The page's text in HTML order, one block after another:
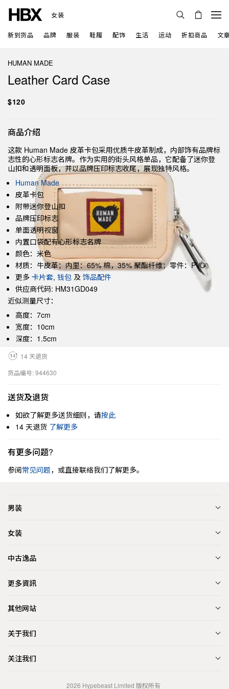
女装
新到货品 品牌 服装 鞋履 配饰 生活 运动 折扣商品 文
HUMAN MADE
Leather Card Case
$120
商品介绍
这款 Human Made 皮革卡包采用优质牛皮革制成，内部饰有品牌标
志性的心形标志名牌。作为实用的街头风格单品，它配备了迷你登
山扣和透明面板，并以品牌压印标志收尾，展现独特风格。
Human Made
皮革卡包
附带迷你登山扣
品牌压印标志
单面透明视窗
内置口袋配有心形标志名牌
颜色：米色
材质：牛皮革；内里：65% 棉，35% 聚酯纤维；零件：PVC
更多 卡片套, 钱包 及 饰品配件
供应商代码: HM31GD049
近似测量尺寸：
高度：7cm
宽度：10cm
深度：1.5cm
14 天退货
货品编号: 944630
送货及退货
如欲了解更多送货细则，请按此
14 天退货 了解更多
有更多问题?
参阅常见问题，或直接联络我们了解更多。
男装
女装
中古逸品
更多資訊
其他网站
关于我们
关注我们
2026 Hypebeast Limited 版权所有